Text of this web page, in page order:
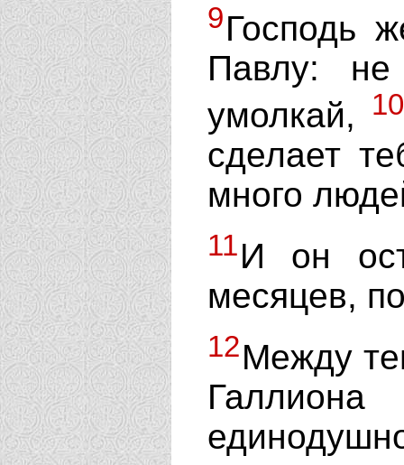
9Господь
Павлу:
умолкай,
10
сделает
много
11И он
месяцев,
12Между